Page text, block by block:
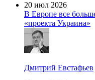
20 июл 2026
В Европе все
«проекта Украина»
Дмитрий Евстафьев